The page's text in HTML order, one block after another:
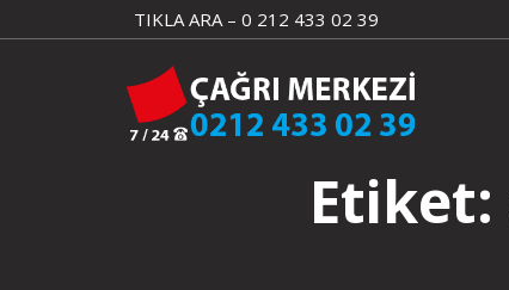
to
TIKLA ARA – 0 212 433 02 39
Etiket: